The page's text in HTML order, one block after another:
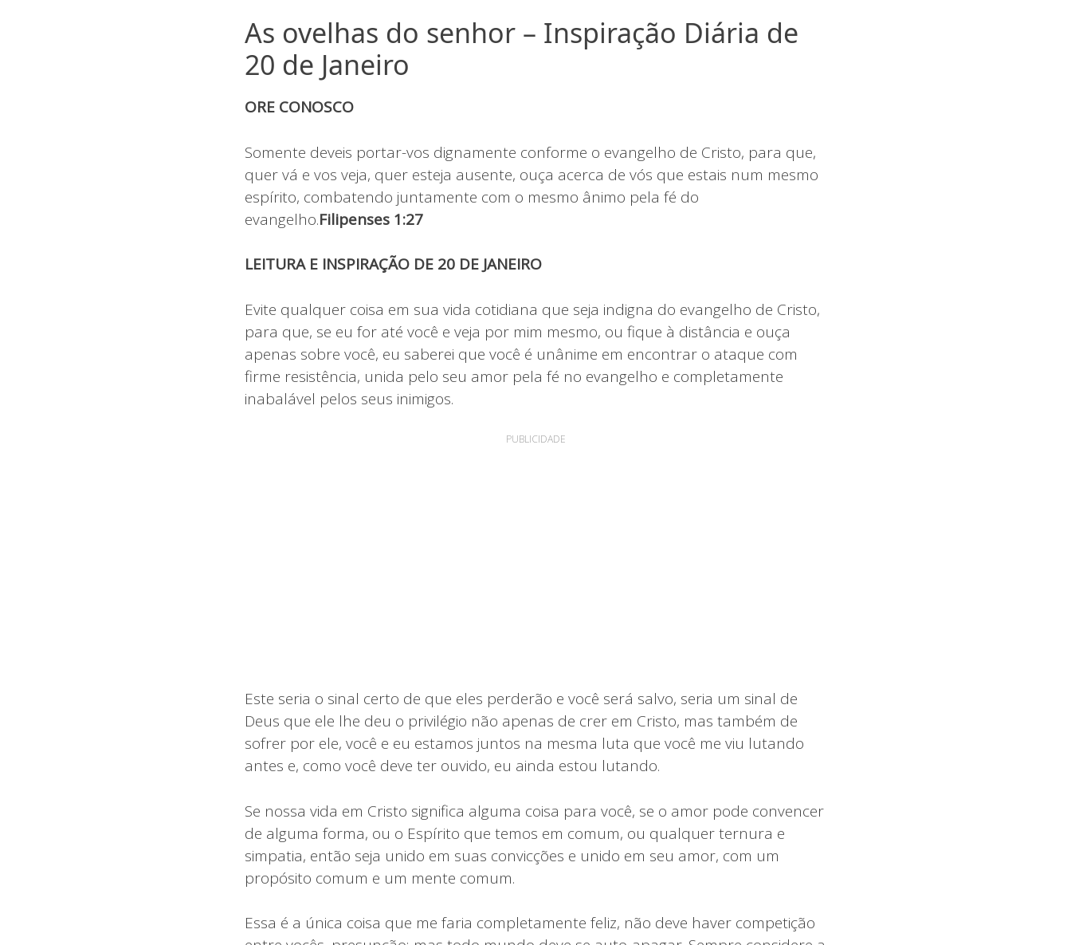
As ovelhas do senhor – Inspiração Diária de
20 de Janeiro
ORE CONOSCO
Somente deveis portar-vos dignamente conforme o evangelho de Cristo, para que,
quer vá e vos veja, quer esteja ausente, ouça acerca de vós que estais num mesmo
espírito, combatendo juntamente com o mesmo ânimo pela fé do
evangelho.Filipenses 1:27
LEITURA E INSPIRAÇÃO DE 20 DE JANEIRO
Evite qualquer coisa em sua vida cotidiana que seja indigna do evangelho de Cristo,
para que, se eu for até você e veja por mim mesmo, ou fique à distância e ouça
apenas sobre você, eu saberei que você é unânime em encontrar o ataque com
firme resistência, unida pelo seu amor pela fé no evangelho e completamente
inabalável pelos seus inimigos.
PUBLICIDADE
Este seria o sinal certo de que eles perderão e você será salvo, seria um sinal de
Deus que ele lhe deu o privilégio não apenas de crer em Cristo, mas também de
sofrer por ele, você e eu estamos juntos na mesma luta que você me viu lutando
antes e, como você deve ter ouvido, eu ainda estou lutando.
Se nossa vida em Cristo significa alguma coisa para você, se o amor pode convencer
de alguma forma, ou o Espírito que temos em comum, ou qualquer ternura e
simpatia, então seja unido em suas convicções e unido em seu amor, com um
propósito comum e um mente comum.
Essa é a única coisa que me faria completamente feliz, não deve haver competição